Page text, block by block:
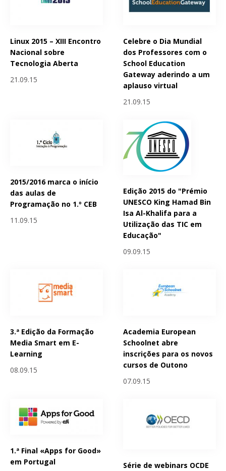
Linux 2015 – XIII Encontro
Nacional sobre
Tecnologia Aberta
21.09.15
Celebre o Dia Mundial
dos Professores com o
School Education
Gateway aderindo a um
aplauso virtual
21.09.15
2015/2016 marca o início
das aulas de
Programação no 1.º CEB
11.09.15
Edição 2015 do "Prémio
UNESCO King Hamad Bin
Isa Al-Khalifa para a
Utilização das TIC em
Educação"
09.09.15
3.ª Edição da Formação
Media Smart em E-
Learning
08.09.15
Academia European
Schoolnet abre
inscrições para os novos
cursos de Outono
07.09.15
1.ª Final «Apps for Good»
em Portugal
Série de webinars OCDE